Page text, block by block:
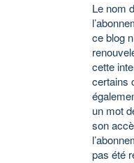
Le nom
ce blog
cette
certains
un mot
son
pas été